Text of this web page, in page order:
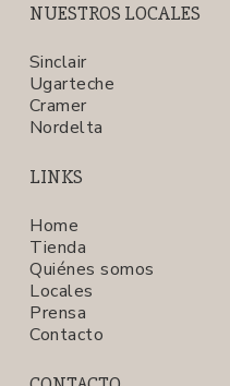
NUESTROS LOCALES
Sinclair
Ugarteche
Cramer
Nordelta
LINKS
Home
Tienda
Quiénes somos
Locales
Prensa
Contacto